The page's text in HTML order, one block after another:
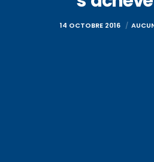
14 OCTOBRE 2016